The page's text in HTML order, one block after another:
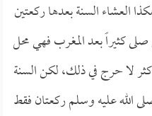
العشاء السنة بعدها ركعتين
كثيراً بعد المغرب فهي محل
لا حرج في ذلك، لكن السنة
الله عليه وسلم ركعتان فقط